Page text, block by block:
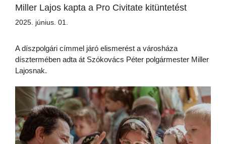
Miller Lajos kapta a Pro Civitate kitüntetést
2025. június. 01.
A díszpolgári címmel járó elismerést a városháza
dísztermében adta át Szókovács Péter polgármester Miller
Lajosnak.